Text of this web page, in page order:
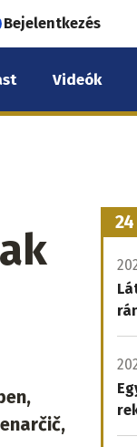
Bejelentkezés
Videók